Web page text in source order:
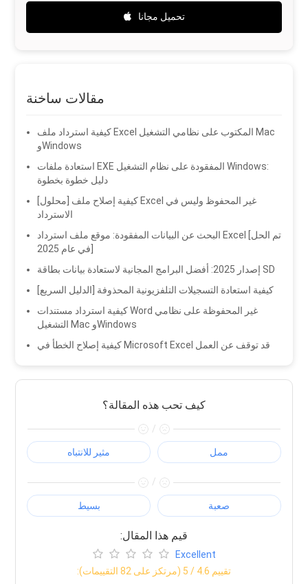
تحميل مجانا
مقالات ساخنة
كيفية استرداد ملف Excel المكتوب على نظامي التشغيل Mac
وWindows
استعادة ملفات EXE المفقودة على نظام التشغيل Windows:
دليل خطوة بخطوة
الاسترداد
البحث عن البيانات المفقودة: موقع ملف استرداد Excel [تم الحل
إصدار 2025: أفضل البرامج المجانية لاستعادة بيانات بطاقة SD
[الدليل السريع] كيفية استعادة التسجيلات التلفزيونية المحذوفة
كيفية استرداد مستندات Word غير المحفوظة على نظامي
التشغيل Mac وWindows
كيفية إصلاح الخطأ في Microsoft Excel قد توقف عن العمل
كيف تحب هذه المقالة؟
/
مثير للانتباه ممل
/
بسيط صعبة
:قيم هذا المقال
Excellent
:تقييم 4.6 / 5 (مرتكز على 82 التقييمات)